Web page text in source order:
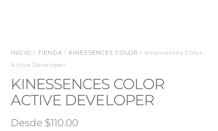
INICIO / TIENDA / KINESSENCES COLOR / Kinessences Color
Active Developer
KINESSENCES COLOR
ACTIVE DEVELOPER
Desde $110.00